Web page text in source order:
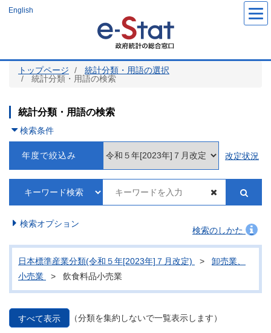
ツ
English
トップページ
統計分類・用語の選択
統計分類・用語の検索
統計分類・用語の検索
検索条件
年度で絞込み 改定状況
検索オプション
検索のしかた
日本標準産業分類(令和５年[2023年]７月改定) > 卸売業、
小売業
> 飲食料品小売業
すべて表示 （分類を集約しないで一覧表示します）